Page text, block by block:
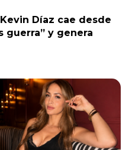
Díaz cae desde
guerra” y genera